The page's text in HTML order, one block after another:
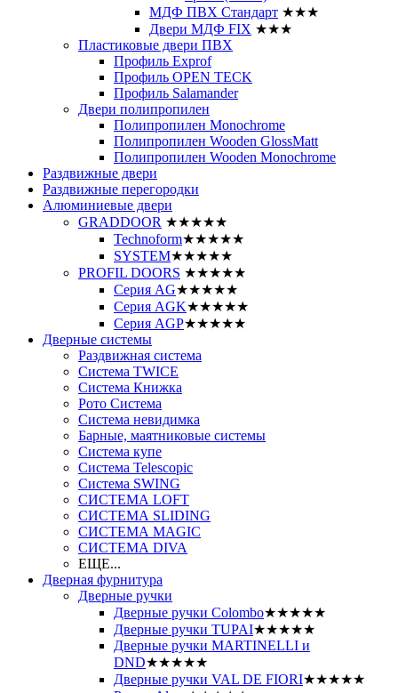
МДФ ПВХ Стандарт ★★★
Двери МДФ FIX ★★★
Пластиковые двери ПВХ
Профиль Exprof
Профиль OPEN TECK
Профиль Salamander
Двери полипропилен
Полипропилен Monochrome
Полипропилен Wooden GlossMatt
Полипропилен Wooden Monochrome
Раздвижные двери
Раздвижные перегородки
Алюминиевые двери
GRADDOOR ★★★★★
Technoform★★★★★
SYSTEM★★★★★
PROFIL DOORS ★★★★★
Серия AG★★★★★
Серия AGK★★★★★
Серия AGP★★★★★
Дверные системы
Раздвижная система
Система TWICE
Система Книжка
Рото Система
Система невидимка
Барные, маятниковые системы
Система купе
Система Telescopic
Система SWING
СИСТЕМА LOFT
СИСТЕМА SLIDING
СИСТЕМА MAGIC
СИСТЕМА DIVA
ЕЩЕ...
Дверная фурнитура
Дверные ручки
Дверные ручки Colombo★★★★★
Дверные ручки TUPAI★★★★★
Дверные ручки MARTINELLI и
DND★★★★★
Дверные ручки VAL DE FIORI★★★★★